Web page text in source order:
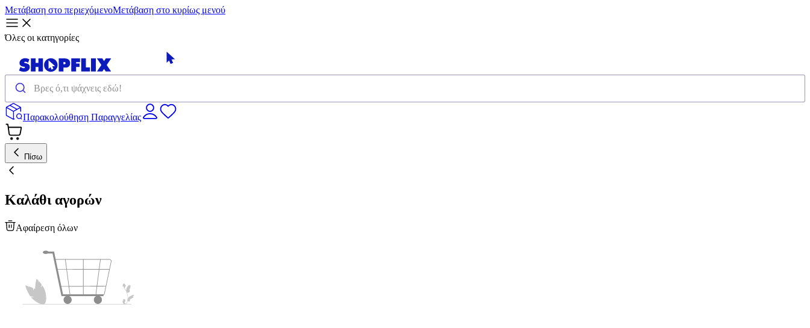
Μετάβαση στο περιεχόμενοΜετάβαση στο κυρίως μενού
Όλες οι κατηγορίες
Παρακολούθηση Παραγγελίας
Πίσω
Καλάθι αγορών
Αφαίρεση όλων